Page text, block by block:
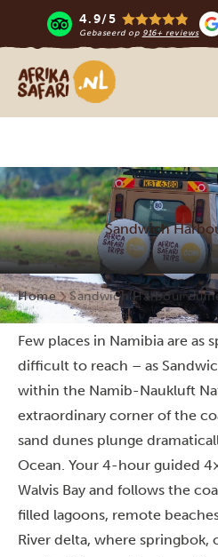
4.9/5
Gebaseerd op 916+ reviews
Afrika safari
Sandwich
Home Sandwich Harbour
Few places in Namibia are as
difficult to reach – as
within the Namib-Naukluft
extraordinary corner of the
sand dunes plunge
Ocean. Your 4-hour guided
Walvis Bay and follows the
filled lagoons, remote
River delta, where springbok,